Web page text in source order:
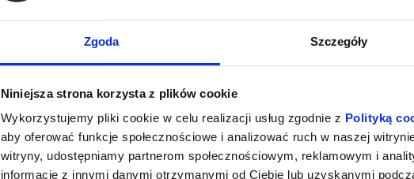
Zgoda Szczegóły
Niniejsza strona korzysta z plików cookie
Wykorzystujemy pliki cookie w celu realizacji usług zgodnie z Polityką
aby oferować funkcje społecznościowe i analizować ruch w naszej
witryny, udostępniamy partnerom społecznościowym, reklamowym i
informacje z innymi danymi otrzymanymi od Ciebie lub uzyskanymi
któremi je innemi na ziemi porównać. Słynny podróżnik i
tyrolskie i austryjackie, Pyrenee, Sierra Nevada, Sierra
przed Tatrami stanął pierwszy raz, że takich, jak one, gór nigdy
go Tatry ‘w zdumienie i podziw’.
Spojrzeliśmy ku Tatrom. Płynęły morzem blasków i błękitów –
Stanisław Witkiewicz
Premiera 31 grudnia 2002, Scena Witkacego
W spektaklu wykorzystywane są efekty z użyciem dymu oraz
Teatr